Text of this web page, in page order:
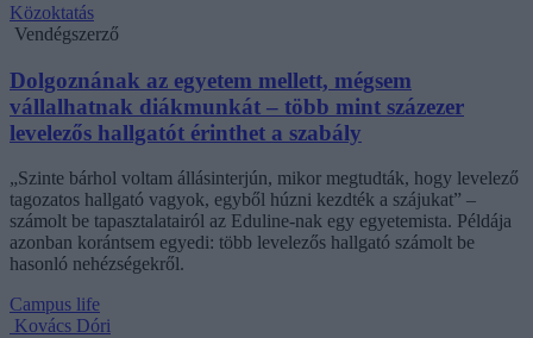
Közoktatás
Vendégszerző
Dolgoznának az egyetem mellett, mégsem
vállalhatnak diákmunkát – több mint százezer
levelezős hallgatót érinthet a szabály
„Szinte bárhol voltam állásinterjún, mikor megtudták, hogy levelező
tagozatos hallgató vagyok, egyből húzni kezdték a szájukat” –
számolt be tapasztalatairól az Eduline-nak egy egyetemista. Példája
azonban korántsem egyedi: több levelezős hallgató számolt be
hasonló nehézségekről.
Campus life
Kovács Dóri